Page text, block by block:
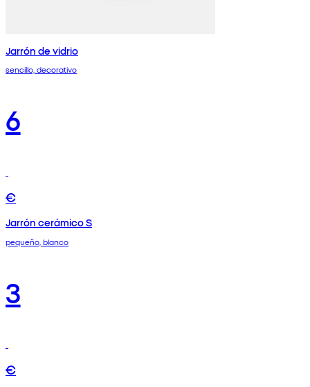
Jarrón de vidrio
sencillo, decorativo
6
€
Jarrón cerámico S
pequeño, blanco
3
€